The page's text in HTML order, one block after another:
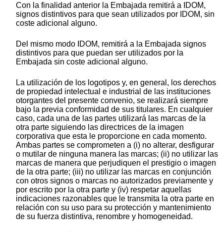
Con la finalidad anterior la Embajada remitirá a IDOM,
signos distintivos para que sean utilizados por IDOM, sin
coste adicional alguno.
Del mismo modo IDOM, remitirá a la Embajada signos
distintivos para que puedan ser utilizados por la
Embajada sin coste adicional alguno.
La utilización de los logotipos y, en general, los derechos
de propiedad intelectual e industrial de las instituciones
otorgantes del presente convenio, se realizará siempre
bajo la previa conformidad de sus titulares. En cualquier
caso, cada una de las partes utilizará las marcas de la
otra parte siguiendo las directrices de la imagen
corporativa que esta le proporcione en cada momento.
Ambas partes se comprometen a (i) no alterar, desfigurar
o mutilar de ninguna manera las marcas; (ii) no utilizar las
marcas de manera que perjudiquen el prestigio o imagen
de la otra parte; (iii) no utilizar las marcas en conjunción
con otros signos o marcas no autorizados previamente y
por escrito por la otra parte y (iv) respetar aquellas
indicaciones razonables que le transmita la otra parte en
relación con su uso para su protección y mantenimiento
de su fuerza distintiva, renombre y homogeneidad.